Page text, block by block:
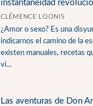
instantaneidad
CLÉMENCE LOONIS
¿Amor o sexo? Es una
indicarnos el camino de la
existen manuales, recetas
vi...
Las aventuras de Don